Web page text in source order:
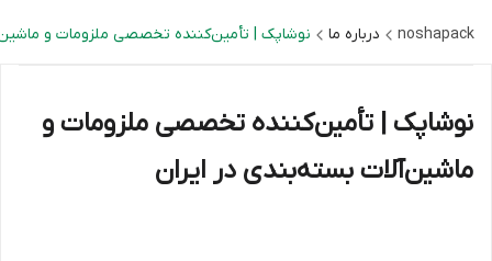
noshapack درباره ما نوشاپک | تأمین‌کننده تخصصی ملزومات و
نوشاپک | تأمین‌کننده تخصصی ملزومات و
ماشین‌آلات بسته‌بندی در ایران